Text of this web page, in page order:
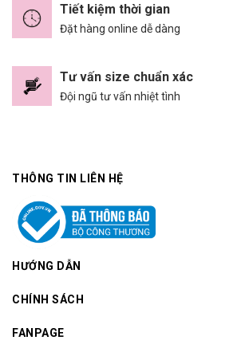
Tiết kiệm thời gian
Đặt hàng online dễ dàng
Tư vấn size chuẩn xác
Đội ngũ tư vấn nhiệt tình
THÔNG TIN LIÊN HỆ
HƯỚNG DẪN
CHÍNH SÁCH
FANPAGE